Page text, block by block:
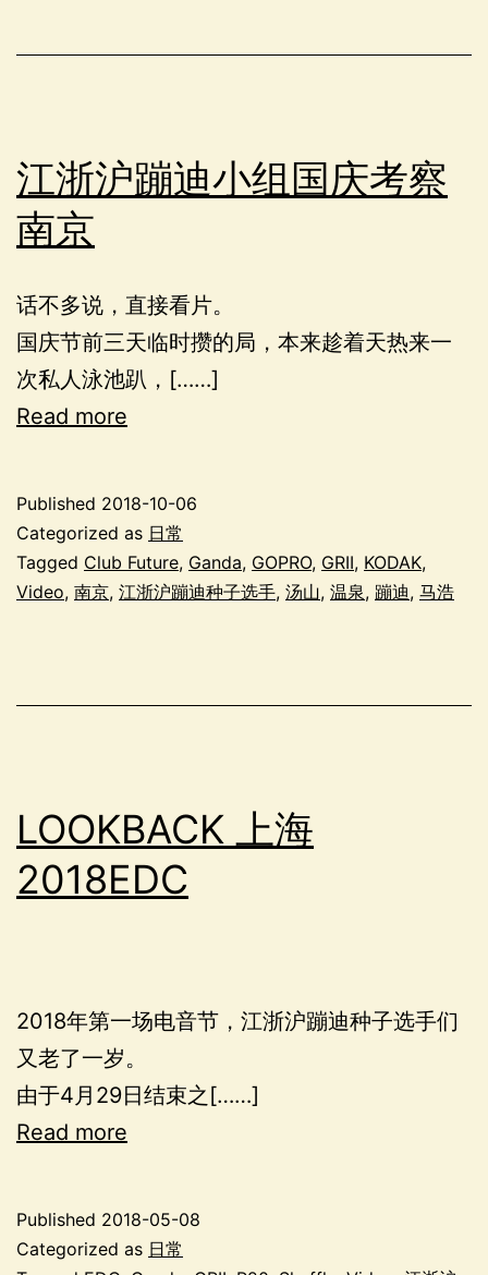
江浙沪蹦迪小组国庆考察
南京
话不多说，直接看片。
国庆节前三天临时攒的局，本来趁着天热来一
次私人泳池趴，[……]
Read more
Published 2018-10-06
Categorized as 日常
Tagged Club Future, Ganda, GOPRO, GRII, KODAK,
Video, 南京, 江浙沪蹦迪种子选手, 汤山, 温泉, 蹦迪, 马浩
LOOKBACK 上海
2018EDC
2018年第一场电音节，江浙沪蹦迪种子选手们
又老了一岁。
由于4月29日结束之[……]
Read more
Published 2018-05-08
Categorized as 日常